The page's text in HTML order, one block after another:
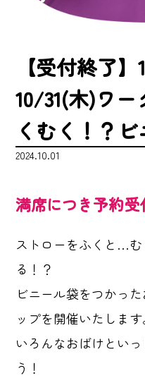
【受付終了
10/31(木)ワ
くむく！？ビ
2024.10.01
満席につき予約
ストローをふくと…む
る！？
ビニール袋をつかっ
ップを開催いたします
いろんなおばけとい
う！